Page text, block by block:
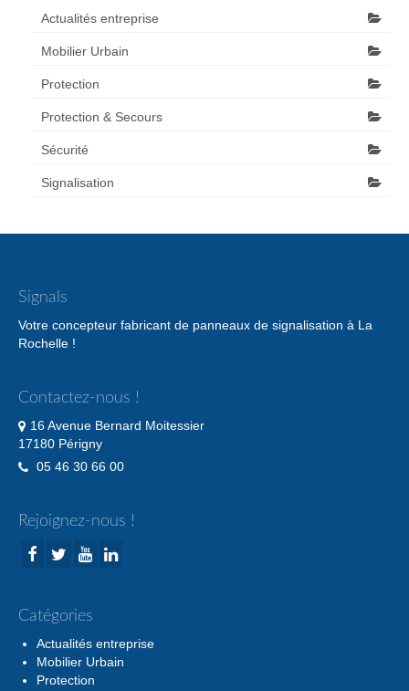
Actualités entreprise
Mobilier Urbain
Protection
Protection & Secours
Sécurité
Signalisation
Signals
Votre concepteur fabricant de panneaux de signalisation à La
Rochelle !
Contactez-nous !
16 Avenue Bernard Moitessier
17180 Périgny
05 46 30 66 00
Rejoignez-nous !
Catégories
Actualités entreprise
Mobilier Urbain
Protection